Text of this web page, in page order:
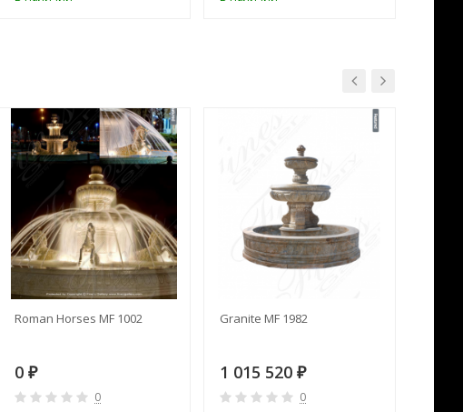
Roman Horses MF 1002
0 ₽
0
Granite MF 1982
1 015 520 ₽
0